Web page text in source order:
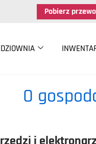
Pobierz
O
i